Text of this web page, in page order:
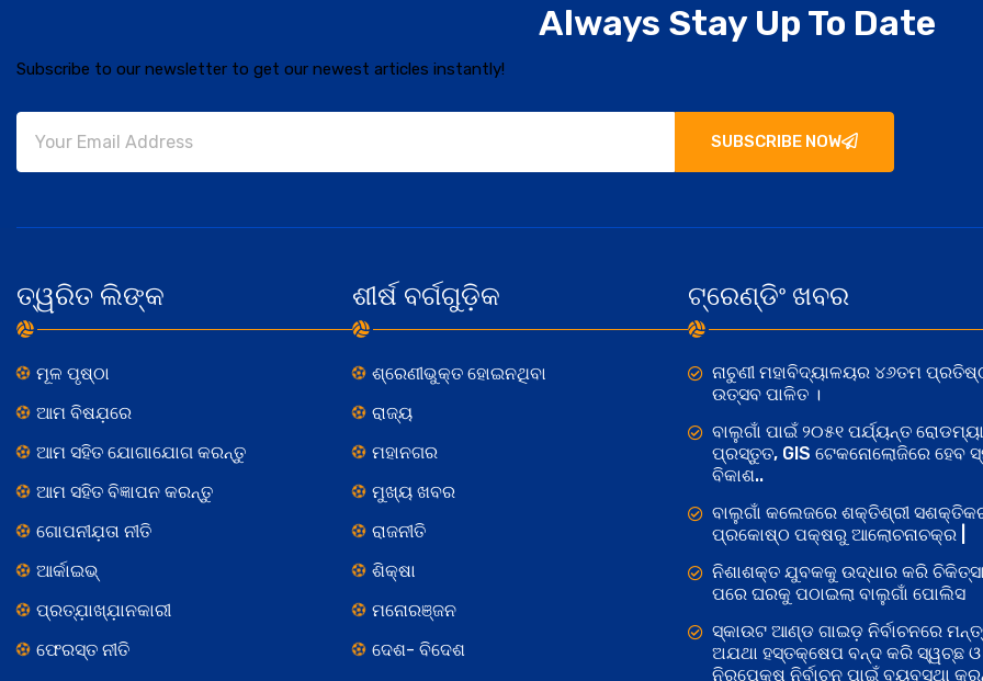
Always Stay Up To Date
Subscribe to our newsletter to get our newest articles instantly!
SUBSCRIBE NOW
ତ୍ୱରିତ ଲିଙ୍କ
ମୂଳ ପୃଷ୍ଠା
ଆମ ବିଷଯ଼ରେ
ଆମ ସହିତ ଯୋଗାଯୋଗ କରନ୍ତୁ
ଆମ ସହିତ ବିଜ୍ଞାପନ କରନ୍ତୁ
ଗୋପନୀଯ଼ତା ନୀତି
ଆର୍କାଇଭ୍
ପ୍ରତ୍ଯ଼ାଖ୍ଯ଼ାନକାରୀ
ଫେରସ୍ତ ନୀତି
ଶୀର୍ଷ ବର୍ଗଗୁଡ଼ିକ
ଶ୍ରେଣୀଭୁକ୍ତ ହୋଇନଥିବା
ରାଜ୍ୟ
ମହାନଗର
ମୁଖ୍ୟ ଖବର
ରାଜନୀତି
ଶିକ୍ଷା
ମନୋରଞ୍ଜନ
ଦେଶ- ବିଦେଶ
ଟ୍ରେଣ୍ଡିଂ ଖବର
ନାଚୁଣୀ ମହାବିଦ୍ୟାଳୟର ୪୬ତମ
ଉତ୍ସବ ପାଳିତ ।
ବାଲୁଗାଁ ପାଇଁ ୨୦୫୧ ପର୍ଯ୍ୟନ୍ତ
ପ୍ରସ୍ତୁତ, GIS ଟେକନୋଲୋଜିରେ ହେବ
ବିକାଶ..
ବାଲୁଗାଁ କଲେଜରେ ଶକ୍ତିଶ୍ରୀ
ପ୍ରକୋଷ୍ଠ ପକ୍ଷରୁ ଆଲୋଚନାଚକ୍ର |
ନିଶାଶକ୍ତ ଯୁବକକୁ ଉଦ୍ଧାର କରି ଚିକିତ୍ସା
ପରେ ଘରକୁ ପଠାଇଲା ବାଲୁଗାଁ ପୋଲିସ
ସ୍କାଉଟ ଆଣ୍ଡ ଗାଇଡ଼ ନିର୍ବାଚନରେ
ଅଯଥା ହସ୍ତକ୍ଷେପ ବନ୍ଦ କରି ସ୍ୱଚ୍ଛ ଓ
ନିରପେକ୍ଷ ନିର୍ବାଚନ ପାଇଁ ବ୍ୟବସ୍ଥା